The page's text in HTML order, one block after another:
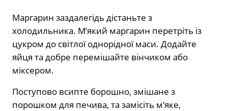
Маргарин заздалегідь дістаньте з
холодильника. М’який маргарин перетріть із
цукром до світлої однорідної маси. Додайте
яйця та добре перемішайте вінчиком або
міксером.
Поступово всипте борошно, змішане з
порошком для печива, та замісіть м’яке,